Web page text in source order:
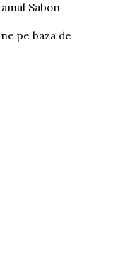
Sabon
pe baza de